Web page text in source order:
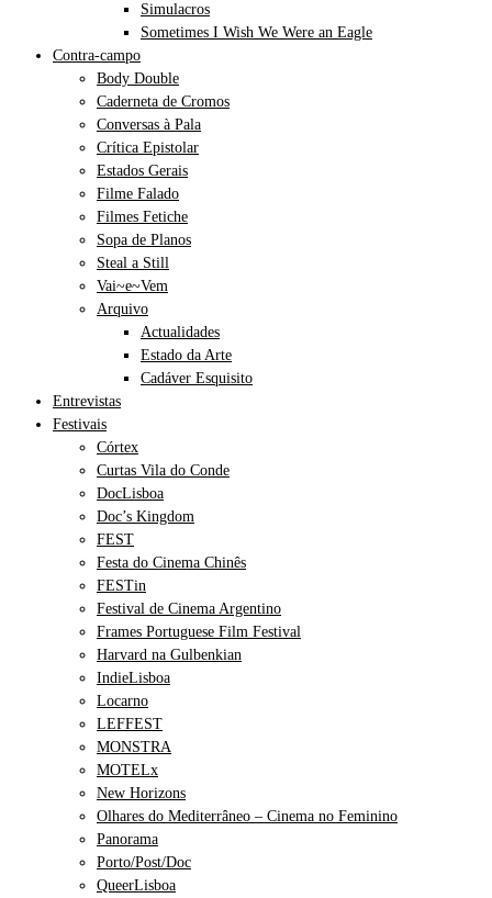
Simulacros
Sometimes I Wish We Were an Eagle
Contra-campo
Body Double
Caderneta de Cromos
Conversas à Pala
Crítica Epistolar
Estados Gerais
Filme Falado
Filmes Fetiche
Sopa de Planos
Steal a Still
Vai~e~Vem
Arquivo
Actualidades
Estado da Arte
Cadáver Esquisito
Entrevistas
Festivais
Córtex
Curtas Vila do Conde
DocLisboa
Doc’s Kingdom
FEST
Festa do Cinema Chinês
FESTin
Festival de Cinema Argentino
Frames Portuguese Film Festival
Harvard na Gulbenkian
IndieLisboa
Locarno
LEFFEST
MONSTRA
MOTELx
New Horizons
Olhares do Mediterrâneo – Cinema no Feminino
Panorama
Porto/Post/Doc
QueerLisboa